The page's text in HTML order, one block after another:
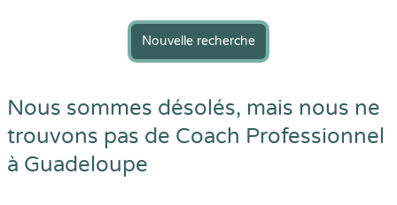
Nouvelle recherche
Nous sommes désolés, mais nous ne
trouvons pas de Coach Professionnel
à Guadeloupe